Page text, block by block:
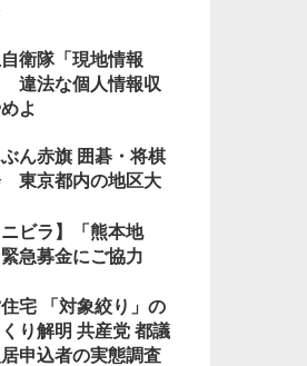
衛隊「現地情報
違法な個人情報収
よ
ぶん赤旗 囲碁・将棋
東京都内の地区大
ニビラ】「熊本地
急募金にご協力
宅 「対象絞り」の
り解明 共産党 都議
居申込者の実態調査